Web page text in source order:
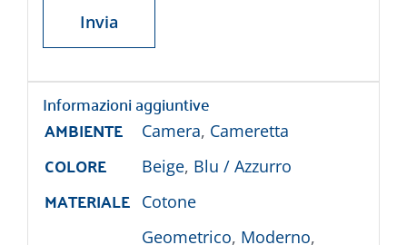
Informazioni aggiuntive
AMBIENTE
Camera, Cameretta
COLORE Beige, Blu / Azzurro
MATERIALE Cotone
Geometrico, Moderno,